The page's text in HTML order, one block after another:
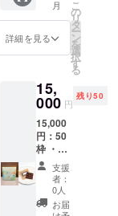
ツ、チ
アシー
ド、ポ
茶、
塩、昆
ミンA、
ビタミ
ンB1、
ビタミ
ンB2、
ビタミ
ンB6、
味期
限）1年
保管）
け、
25℃以
しい場
所に保
管) 【原
材料 フ
レー
バーに
関わら
タブ
レット3
枚入り)
・代表
別メッ
セージ
動画 名
称）
チョコ
レート
内容
量）
50g×3
枚＝約
月
詳細を見る
こ
の
リ
タ
ー
ン
を
選
択
す
る
15,
000 円
残り50
15,000
円：50
枠 ・表
皮水疱
症患者
と創っ
た特別
支援
者：
0人
お届